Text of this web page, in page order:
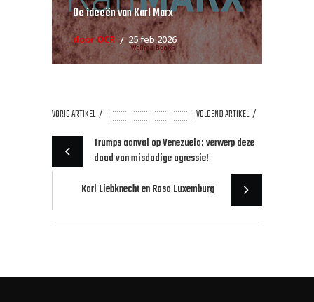
De ideeën van Karl Marx
door OCR 25 feb 2026
VORIG ARTIKEL
VOLGEND ARTIKEL
Trumps aanval op Venezuela: verwerp deze
daad van misdadige agressie!
Karl Liebknecht en Rosa Luxemburg